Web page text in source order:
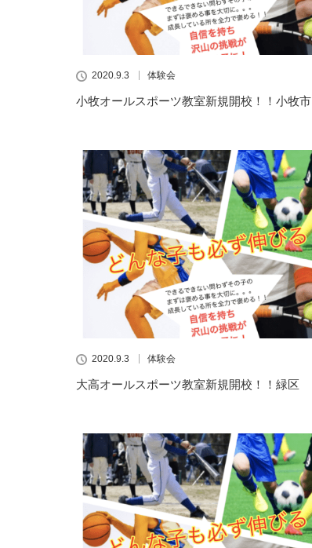
2020.9.3 体験会
小牧オールスポーツ教室新規開校！！小牧市
2020.9.3 体験会
大高オールスポーツ教室新規開校！！緑区